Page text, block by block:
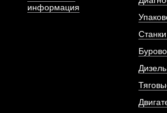
Фильтр топливный
двигателя
АРТИКУЛ:
информация